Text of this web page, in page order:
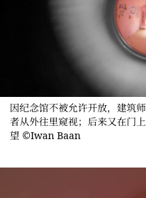
因纪念馆不被允许开放，建筑
者从外往里窥视；后来又在门
望 ©Iwan Baan